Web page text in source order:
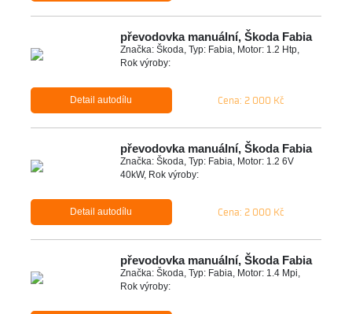
převodovka manuální, Škoda Fabia
Značka: Škoda, Typ: Fabia, Motor: 1.2 Htp,
Rok výroby:
Detail autodílu Cena: 2 000 Kč
převodovka manuální, Škoda Fabia
Značka: Škoda, Typ: Fabia, Motor: 1.2 6V
40kW, Rok výroby:
Detail autodílu Cena: 2 000 Kč
převodovka manuální, Škoda Fabia
Značka: Škoda, Typ: Fabia, Motor: 1.4 Mpi,
Rok výroby: